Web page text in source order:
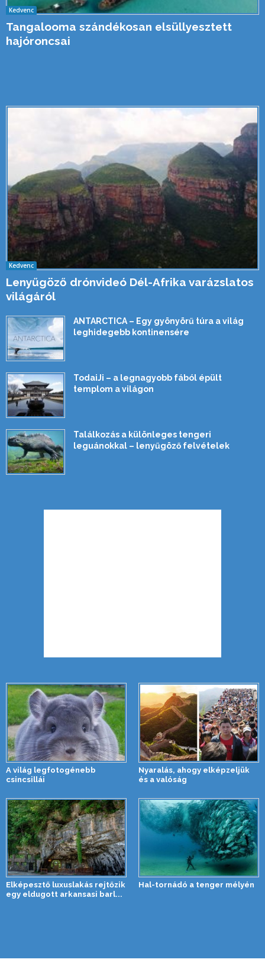
Kedvenc
Tangalooma szándékosan elsüllyesztett
hajóroncsai
Kedvenc
Lenyűgöző drónvideó Dél-Afrika varázslatos
világáról
ANTARCTICA – Egy gyönyörű túra a világ
leghidegebb kontinensére
TodaiJi – a legnagyobb fából épült
templom a világon
Találkozás a különleges tengeri
leguánokkal – lenyűgöző felvételek
A világ legfotogénebb
csincsillái
Nyaralás, ahogy elképzeljük
és a valóság
Elképesztő luxuslakás rejtőzik
egy eldugott arkansasi barl...
Hal-tornádó a tenger mélyén